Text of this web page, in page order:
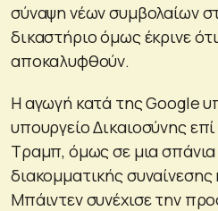
σύναψη νέων συμβολαίων
δικαστήριο όμως έκρινε
αποκαλυφθούν.
Η αγωγή κατά της Google
υπουργείο Δικαιοσύνης
Τραμπ, όμως σε μια σπάνια
διακομματικής
Μπάιντεν συνέχισε την